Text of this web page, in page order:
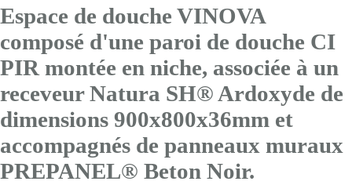
Espace de douche VINOVA
composé d'une paroi de douche CI
PIR montée en niche, associée à un
receveur Natura SH® Ardoxyde de
dimensions 900x800x36mm et
accompagnés de panneaux muraux
PREPANEL® Beton Noir.